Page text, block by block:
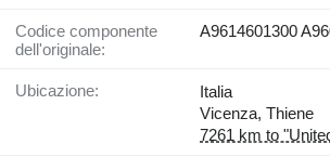
Codice componente
dell'originale:
A9614601300
Ubicazione:
Italia
Vicenza, Thiene
7261 km to